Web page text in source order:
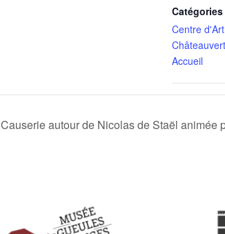
Catégories
Centre
Châteauvert
Accueil
Causerie autour de Nicolas de Staël animée